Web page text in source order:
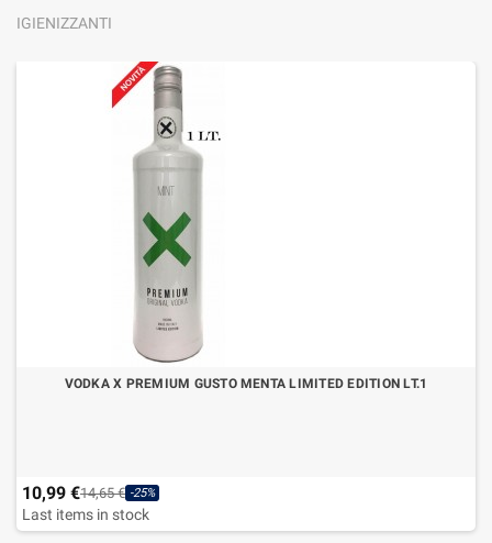
IGIENIZZANTI
VODKA X PREMIUM GUSTO MENTA LIMITED EDITION LT.1
10,99 €14,65 € -25%
Last items in stock